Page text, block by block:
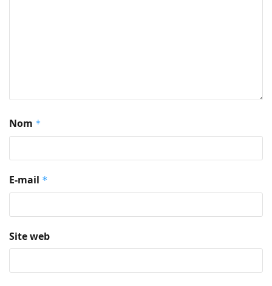
Nom *
E-mail *
Site web